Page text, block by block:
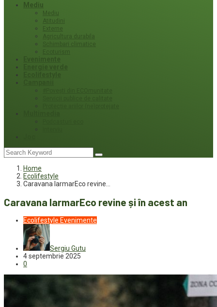
Mediu
Mediu
Atitudini
Externe
Agricultura durabila
Schimbari climatice
Ecoturism
Home
Ecolifestyle
Caravana IarmarEco revine…
Caravana IarmarEco revine și în acest an
Ecolifestyle Evenimente
Sergiu Gutu
4 septembrie 2025
0